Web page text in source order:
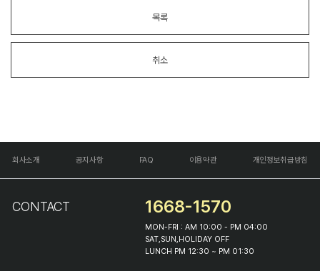
목록
취소
회사소개 공지사항 FAQ 이용약관 개인정보취급방침
CONTACT 1668-1570
MON-FRI : AM 10:00 - PM 04:00
SAT,SUN,HOLIDAY OFF
LUNCH PM 12:30 ~ PM 01:30